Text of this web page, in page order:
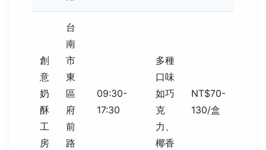
創
意
奶
酥
工
房
台
南
市
東
區
府
前
路
09:30-
17:30
多種
口味
如巧
克
力、
椰香
NT$70-
130/盒